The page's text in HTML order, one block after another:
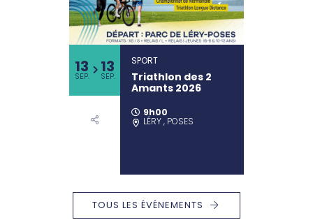
13
SEP. 13
SEP.
SPORT
Triathlon des 2
Amants 2026
9h00
LÉRY , POSES
TOUS LES ÉVÉNEMENTS